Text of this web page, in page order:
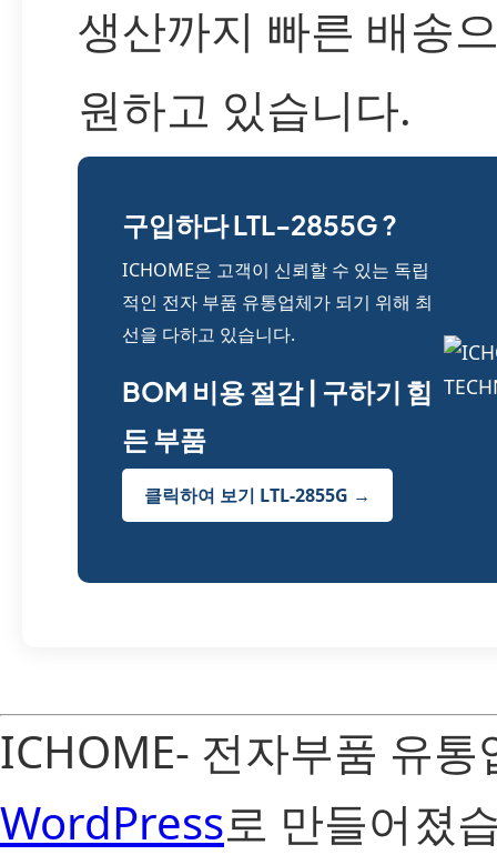
생산까지 빠른 배송
원하고 있습니다.
구입하다 LTL-2855G ?
ICHOME은 고객이 신뢰할 수 있는 독립
적인 전자 부품 유통업체가 되기 위해 최
선을 다하고 있습니다.
BOM 비용 절감 | 구하기 힘
든 부품
클릭하여 보기 LTL-2855G →
ICHOME- 전자부품 유
WordPress로 만들어졌